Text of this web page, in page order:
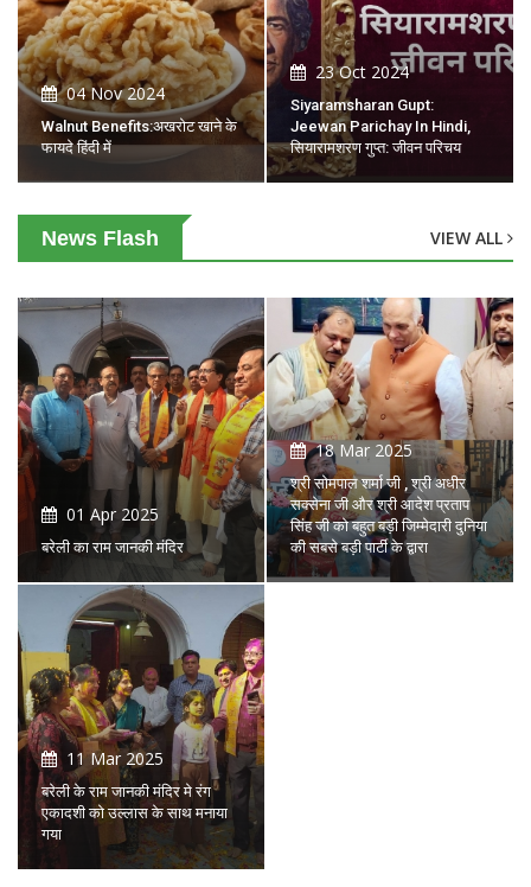
04 Nov 2024
Walnut Benefits:अखरोट खाने के
फायदे हिंदी में
23 Oct 2024
Siyaramsharan Gupt:
Jeewan Parichay In Hindi,
सियारामशरण गुप्त: जीवन परिचय
News Flash VIEW ALL
01 Apr 2025
बरेली का राम जानकी मंदिर
18 Mar 2025
श्री सोमपाल शर्मा जी , श्री अधीर
सक्सेना जी और श्री आदेश प्रताप
सिंह जी को बहुत बड़ी जिम्मेदारी दुनिया
की सबसे बड़ी पार्टी के द्वारा
11 Mar 2025
बरेली के राम जानकी मंदिर मे रंग
एकादशी को उल्लास के साथ मनाया
गया